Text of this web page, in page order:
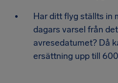
Har ditt flyg ställts in
dagars varsel från
avresedatumet? Då
ersättning upp till